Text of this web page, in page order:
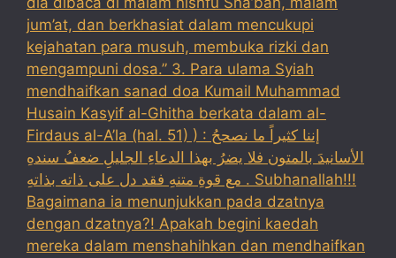
jum’at, dan berkhasiat dalam mencukupi
kejahatan para musuh, membuka rizki dan
mengampuni dosa.” 3. Para ulama Syiah
mendhaifkan sanad doa Kumail Muhammad
Husain Kasyif al-Ghitha berkata dalam al-
Firdaus al-A’la (hal. 51) ) : إننا كثيراً ما نصححُ
الأسانيدَ بالمتون فلا يضرُ بهذا الدعاءِ الجليلِ ضعفُ سندهِ
مع قوةِ متنهِ فقد دل على ذاته بذاتهِ . Subhanallah!!!
Bagaimana ia menunjukkan pada dzatnya
dengan dzatnya?! Apakah begini kaedah
mereka dalam menshahihkan dan mendhaifkan